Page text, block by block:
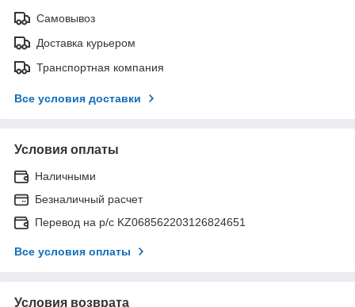
Самовывоз
Доставка курьером
Транспортная компания
Все условия доставки
Условия оплаты
Наличными
Безналичный расчет
Перевод на р/с KZ068562203126824651
Все условия оплаты
Условия возврата